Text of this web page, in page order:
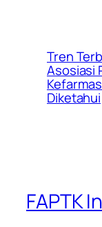
Tren
Asosiasi
Diketahui
FAPTK